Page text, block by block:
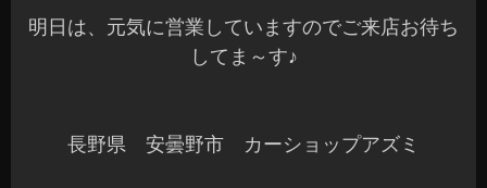
明日は、元気に営業していますのでご来店お待ち
してま～す♪
長野県 安曇野市 カーショップアズミ